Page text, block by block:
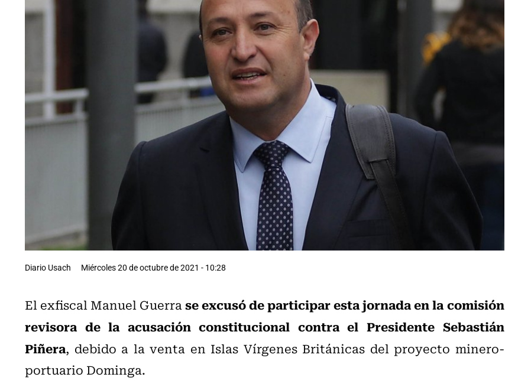
Diario Usach Miércoles 20 de octubre de 2021 - 10:28
El exfiscal Manuel Guerrase excusó de participar esta jornada en la comisión
revisora de la acusación constitucional contra el Presidente Sebastián
Piñera, debido a la venta en Islas Vírgenes Británicas del proyecto minero-
portuario Dominga.